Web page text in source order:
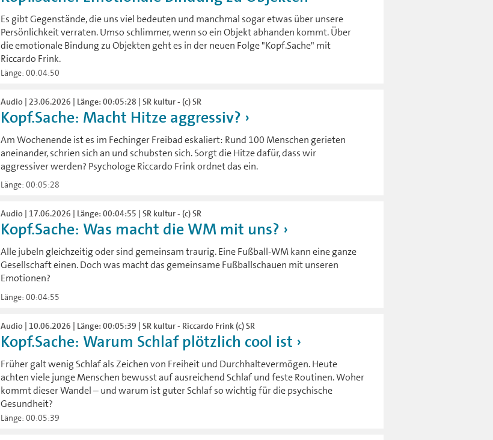
Es gibt Gegenstände, die uns viel bedeuten und manchmal sogar etwas über unsere
Persönlichkeit verraten. Umso schlimmer, wenn so ein Objekt abhanden kommt. Über
die emotionale Bindung zu Objekten geht es in der neuen Folge "Kopf.Sache" mit
Riccardo Frink.
Länge: 00:04:50
Audio | 23.06.2026 | Länge: 00:05:28 | SR kultur - (c) SR
Kopf.Sache: Macht Hitze aggressiv?
Am Wochenende ist es im Fechinger Freibad eskaliert: Rund 100 Menschen gerieten
aneinander, schrien sich an und schubsten sich. Sorgt die Hitze dafür, dass wir
aggressiver werden? Psychologe Riccardo Frink ordnet das ein.
Länge: 00:05:28
Audio | 17.06.2026 | Länge: 00:04:55 | SR kultur - (c) SR
Kopf.Sache: Was macht die WM mit uns?
Alle jubeln gleichzeitig oder sind gemeinsam traurig. Eine Fußball-WM kann eine ganze
Gesellschaft einen. Doch was macht das gemeinsame Fußballschauen mit unseren
Emotionen?
Länge: 00:04:55
Audio | 10.06.2026 | Länge: 00:05:39 | SR kultur - Riccardo Frink (c) SR
Kopf.Sache: Warum Schlaf plötzlich cool ist
Früher galt wenig Schlaf als Zeichen von Freiheit und Durchhaltevermögen. Heute
achten viele junge Menschen bewusst auf ausreichend Schlaf und feste Routinen. Woher
kommt dieser Wandel – und warum ist guter Schlaf so wichtig für die psychische
Gesundheit?
Länge: 00:05:39